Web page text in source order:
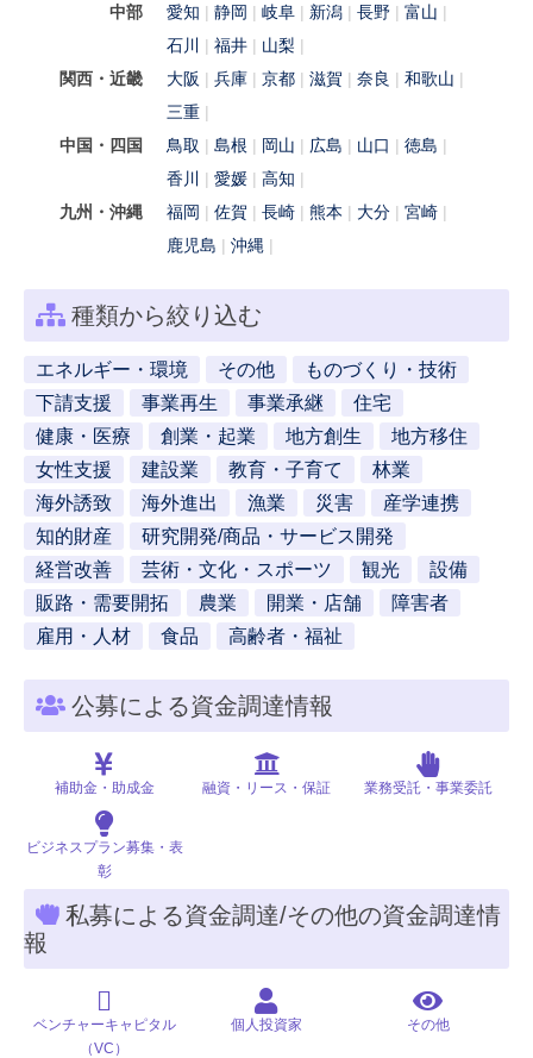
中部
愛知 静岡 岐阜 新潟 長野
富山
石川
福井
山梨
関西・近畿
大阪 兵庫 京都 滋賀 奈良
和歌山
三重
中国・四国
鳥取 島根 岡山 広島 山口
徳島
香川
愛媛
高知
九州・沖縄
福岡 佐賀 長崎 熊本 大分
宮崎
鹿児島
沖縄
種類から絞り込む
エネルギー・環境 その他
ものづくり・技術
下請支援
事業再生 事業承継
住宅
健康・医療
創業・起業 地方創生
地方移住
女性支援
建設業 教育・子育て
林業
海外誘致
海外進出 漁業 災害
産学連携
知的財産
研究開発/商品・サービス開発
経営改善
芸術・文化・スポーツ 観光
設備
販路・需要開拓
農業 開業・店舗
障害者
雇用・人材
食品 高齢者・福祉
公募による資金調達情報
補助金・助成金 融資・リース・保証 業務受託・事業委託
ビジネスプラン募集・表
彰
私募による資金調達/その他の資金調達情
報
ベンチャーキャピタル
（VC）
個人投資家 その他